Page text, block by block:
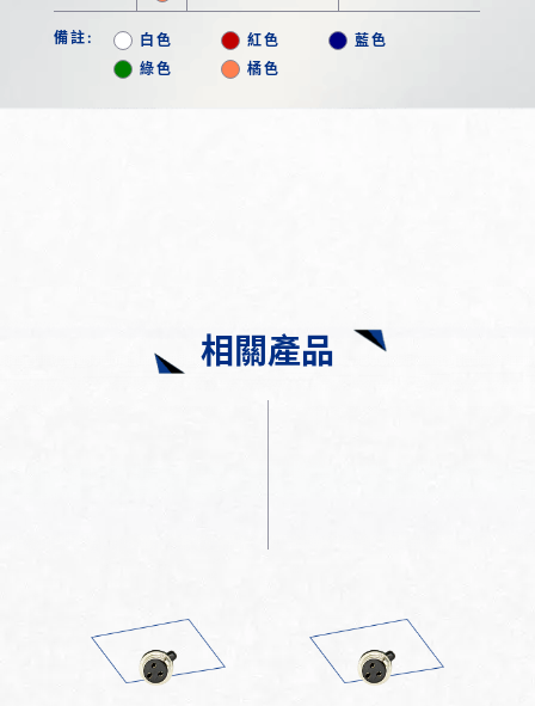
備註: 白色 紅色
藍色
綠色
橘色
相關產品